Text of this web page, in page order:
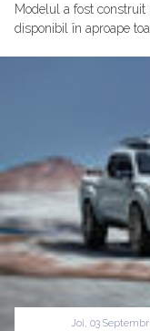
Modelul a fost
disponibil în aproape
Joi, 03